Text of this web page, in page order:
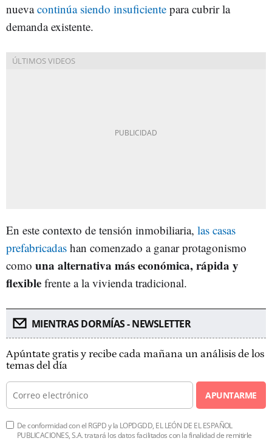
nuevacontinúa siendo insuficiente para cubrir la
demanda existente.
En este contexto de tensión inmobiliaria, las casas
prefabricadas han comenzado a ganar protagonismo
como una alternativa más económica, rápida y
flexible frente a la vivienda tradicional.
MIENTRAS DORMÍAS - NEWSLETTER
Apúntate gratis y recibe cada mañana un análisis de los
temas del día
APUNTARME
De conformidad con el RGPD y la LOPDGDD, EL LEÓN DE EL ESPAÑOL
PUBLICACIONES, S.A. tratará los datos facilitados con la finalidad de remitirle